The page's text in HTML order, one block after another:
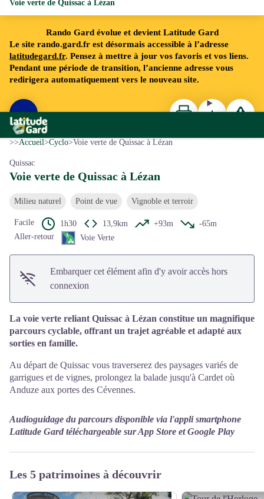
Rando Gard évolue et devient Latitude Gard
Le site rando.gard.fr est désormais accessible à l’adresse
latitudegard.fr. Pensez à mettre à jour vos favoris et vos liens.
Pendant une période de transition, l’ancienne adresse vous
redirigera automatiquement vers le nouveau site.
Rando Gard
Voie verte de Quissac à Lézan
ImprimerTéléchargerSignaler
>>Accueil>Cyclo>Voie verte de Quissac à Lézan
Quissac
Voie verte de Quissac à Lézan
Milieu naturel Point de vue Vignoble et terroir
Facile 1h30 13,9km +93m
-65m
Aller-retour
Voie Verte
Embarquer cet élément afin d'y avoir accès hors
connexion
La voie verte reliant Quissac à Lézan constitue un magnifique
parcours cyclable, offrant un trajet agréable et adapté aux
sorties en famille.
Au départ de Quissac vous traverserez des paysages variés de
garrigues et de vignes, prolongez la balade jusqu'à Cardet où
Anduze aux portes des Cévennes.
Audioguidage du parcours disponible via l'appli smartphone
Latitude Gard téléchargeable sur App Store et Google Play
Les 5 patrimoines à découvrir